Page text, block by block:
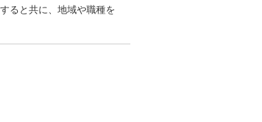
ると共に、地域や職種を